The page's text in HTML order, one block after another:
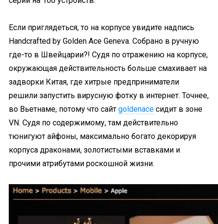
Если приглядеться, то на корпусе увидите надпись
Handcrafted by Golden Ace Geneva. Собрано в ручную
где-то в Швейцарии?! Судя по отражению на корпусе,
окружающая действительность больше смахивает на
задворки Китая, где хитрые предприниматели
решили запустить вирусную фотку в интернет. Точнее,
во Вьетнаме, потому что сайт goldenace сидит в зоне
VN. Судя по содержимому, там действительно
тюнигуют айфоны, максимально богато декорируя
корпуса драконами, золотистыми вставками и
прочими атрибутами роскошной жизни.